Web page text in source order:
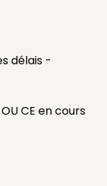
délais -
OU CE en cours